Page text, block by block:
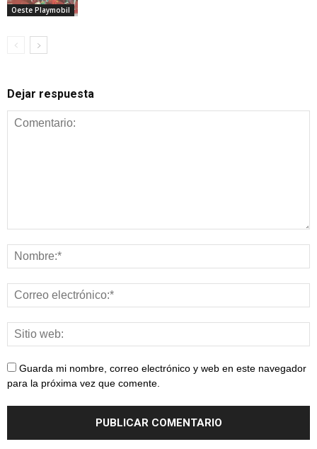
Oeste Playmobil
Dejar respuesta
Guarda mi nombre, correo electrónico y web en este navegador
para la próxima vez que comente.